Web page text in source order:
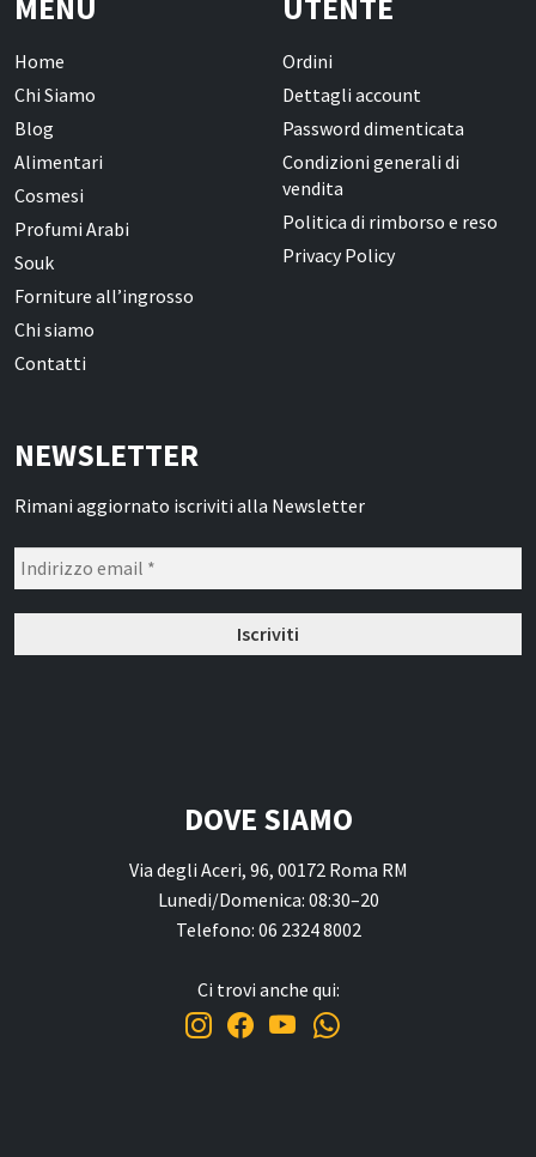
MENU
Home
Chi Siamo
Blog
Alimentari
Cosmesi
Profumi Arabi
Souk
Forniture all’ingrosso
Chi siamo
Contatti
UTENTE
Ordini
Dettagli account
Password dimenticata
Condizioni generali di
vendita
Politica di rimborso e reso
Privacy Policy
NEWSLETTER
Rimani aggiornato iscriviti alla Newsletter
DOVE SIAMO
Via degli Aceri, 96, 00172 Roma RM
Lunedi/Domenica: 08:30–20
Telefono: 06 2324 8002
Ci trovi anche qui: